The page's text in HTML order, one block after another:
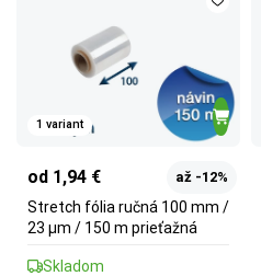
1 variant
od 1,94 € až -12%
Stretch fólia ručná 100 mm /
23 µm / 150 m prieťažná
Skladom